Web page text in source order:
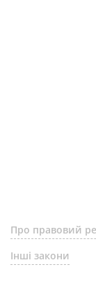
Про правовий
Інші закони